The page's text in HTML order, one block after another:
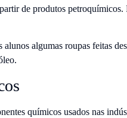
de produtos petroquímicos.
algumas roupas feitas
químicos usados nas